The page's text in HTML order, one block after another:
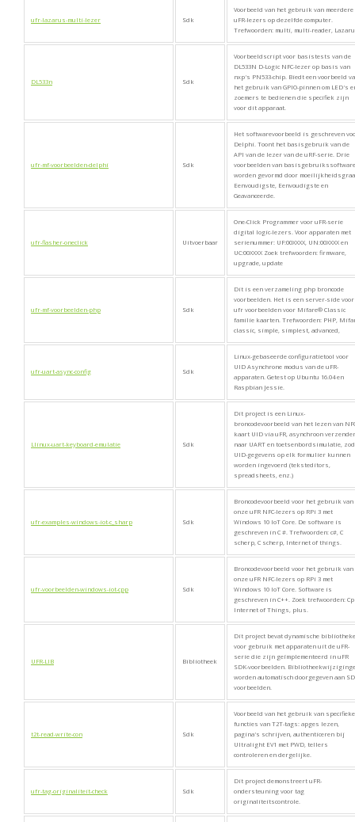
ufr-lazarus-multi-lezer Sdk
Voorbeeld van het gebruik van meerdere
uFR-lezers op dezelfde computer.
Trefwoorden: multi, multi-reader,
DL533n Sdk
Voorbeeldscript voor basistests van de
DL533N D-Logic NFC-lezer op basis van
nxp's PN533-chip. Biedt een voorbeeld
het gebruik van GPIO-pinnen om LED's
zoemers te bedienen die specifiek zijn
voor dit apparaat.
ufr-mf-voorbeelden-delphi Sdk
Het softwarevoorbeeld is geschreven
Delphi. Toont het basisgebruik van de
API van de lezer van de uRF-serie. Drie
voorbeelden van basisgebruikssoftware
worden gevormd door
Eenvoudigste, Eenvoudigste en
Geavanceerde.
ufr-flasher-oneclick Uitvoerbaar
One-Click Programmer voor uFR-serie
digital logic-lezers. Voor apparaten met
serienummer: UF:00XXXX, UN:00XXXX en
UC:00XXXX Zoek trefwoorden: firmware,
upgrade, update
ufr-mf-voorbeelden-php Sdk
Dit is een verzameling php broncode
voorbeelden. Het is een server-side voor
ufr voorbeelden voor Mifare® Classic
familie kaarten. Trefwoorden: PHP,
classic, simple, simplest, advanced,
ufr-uart-async-config Sdk
Linux-gebaseerde configuratietool voor
UID Asynchrone modus van de uFR-
apparaten. Getest op Ubuntu 16.04 en
Raspbian Jessie.
Llinux-uart-keyboard-emulatie Sdk
Dit project is een Linux-
broncodevoorbeeld van het lezen van
kaart UID via uFR, asynchroon
naar UART en toetsenbordsimulatie,
UID-gegevens op elk formulier kunnen
worden ingevoerd (teksteditors,
spreadsheets, enz.)
ufr-examples-windows-iot-c_sharp Sdk
Broncodevoorbeeld voor het gebruik van
onze uFR NFC-lezers op RPi 3 met
Windows 10 IoT Core. De software is
geschreven in C #. Trefwoorden: c#, C
scherp, C scherp, Internet of things.
ufr-voorbeelden-windows-iot-cpp Sdk
Broncodevoorbeeld voor het gebruik van
onze uFR NFC-lezers op RPi 3 met
Windows 10 IoT Core. Software is
geschreven in C++. Zoek trefwoorden:
Internet of Things, plus.
UFR-LIB Bibliotheek
Dit project bevat dynamische
voor gebruik met apparaten uit de uFR-
serie die zijn geïmplementeerd in uFR
SDK-voorbeelden.
worden automatisch doorgegeven aan
voorbeelden.
t2t-read-write-con Sdk
Voorbeeld van het gebruik van specifieke
functies van T2T-tags: apges lezen,
pagina's schrijven, authenticeren bij
Ultralight EV1 met PWD, tellers
controleren en dergelijke.
ufr-tag-originaliteit-check Sdk
Dit project demonstreert uFR-
ondersteuning voor tag
originaliteitscontrole.